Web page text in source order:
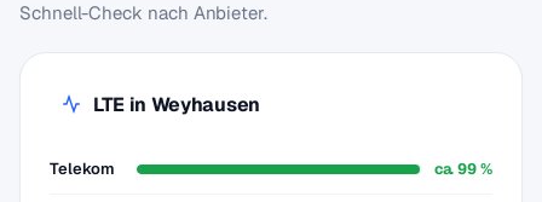
Schnell-Check nach Anbieter.
LTE in Weyhausen
Telekom ca. 99 %